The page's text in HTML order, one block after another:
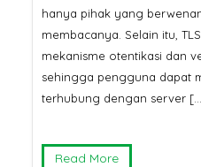
hanya pihak yang
membacanya. Selain itu,
mekanisme otentikasi dan
sehingga pengguna dapat
terhubung dengan server
Read More